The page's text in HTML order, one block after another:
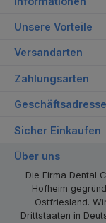
Unsere Vorteile
Versandarten
Zahlungsarten
Geschäftsadresse
Sicher Einkaufen
Über uns
Die Firma Dental
Hofheim
Ostfriesland.
Drittstaaten in